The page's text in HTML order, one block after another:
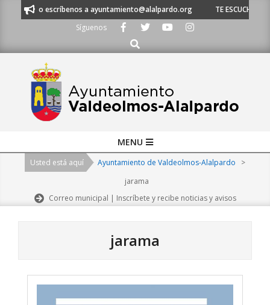
21 53 o escríbenos a ayuntamiento@alalpardo.org
TE
Síguenos
Buscar
Navigation
MENU
Usted está aquí Ayuntamiento de Valdeolmos-Alalpardo
>
jarama
Correo municipal | Inscríbete y recibe noticias y avisos
jarama